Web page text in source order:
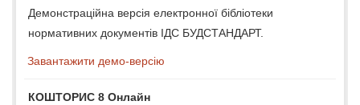
Демонстраційна версія електронної бібліотеки
нормативних документів ІДС БУДСТАНДАРТ.
Завантажити демо-версію
КОШТОРИС 8 Онлайн